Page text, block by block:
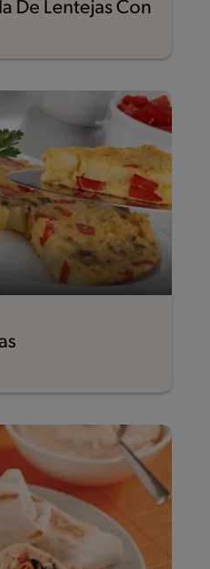
De Lentejas Con